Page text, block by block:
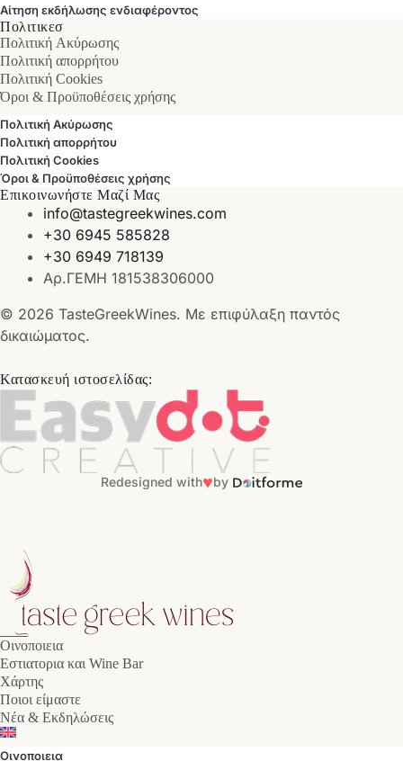
Αίτηση εκδήλωσης ενδιαφέροντος
Πολιτικεσ
Πολιτική Ακύρωσης
Πολιτική απορρήτου
Πολιτική Cookies
Όροι & Προϋποθέσεις χρήσης
Πολιτική Ακύρωσης
Πολιτική απορρήτου
Πολιτική Cookies
Όροι & Προϋποθέσεις χρήσης
Επικοινωνήστε Μαζί Μας
info@tastegreekwines.com
+30 6945 585828
+30 6949 718139
Αρ.ΓΕΜΗ 181538306000
© 2026 TasteGreekWines. Με επιφύλαξη παντός
δικαιώματος.
Κατασκευή ιστοσελίδας:
Redesigned with♥by
Οινοποιεια
Εστιατορια και Wine Bar
Χάρτης
Ποιοι είμαστε
Νέα & Εκδηλώσεις
Οινοποιεια